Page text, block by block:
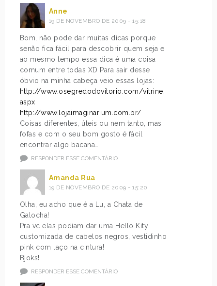
Anne
19 DE NOVEMBRO DE 2009 - 15:18
Bom, não pode dar muitas dicas porque
senão fica fácil para descobrir quem seja e
ao mesmo tempo essa dica é uma coisa
comum entre todas XD Para sair desse
óbvio na minha cabeça veio essas lojas:
http://www.osegredodovitorio.com/vitrine.
aspx
http://www.lojaimaginarium.com.br/
Coisas diferentes, úteis ou nem tanto, mas
fofas e com o seu bom gosto é fácil
encontrar algo bacana…
RESPONDER ESSE COMENTÁRIO
Amanda Rua
19 DE NOVEMBRO DE 2009 - 15:20
Olha, eu acho que é a Lu, a Chata de
Galocha!
Pra vc elas podiam dar uma Hello Kity
customizada de cabelos negros, vestidinho
pink com laço na cintura!
Bjoks!
RESPONDER ESSE COMENTÁRIO